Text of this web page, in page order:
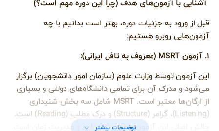
آشنایی با آزمون‌های هدف (چرا این دوره مهم است؟)
قبل از ورود به جزئیات دوره، بهتر است بدانیم با چه
آزمون‌هایی روبرو هستیم:
۱. آزمون MSRT (معروف به تافل ایرانی):
این آزمون توسط وزارت علوم (سازمان امور دانشجویان) برگزار
می‌شود و مدرک آن برای تمامی دانشگاه‌های دولتی و بسیاری
از ارگان‌ها معتبر است. MSRT شامل سه بخش شنیداری
(Listening)، گرامر (Structure) و درک مطلب (Reading) است.
چالش اصلی این آزمون، بخش شنیداری و مدیریت زمان است.
توضیحات بیشتر